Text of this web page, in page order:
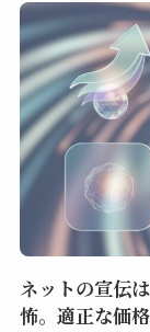
ネットの宣伝
怖。適正な価